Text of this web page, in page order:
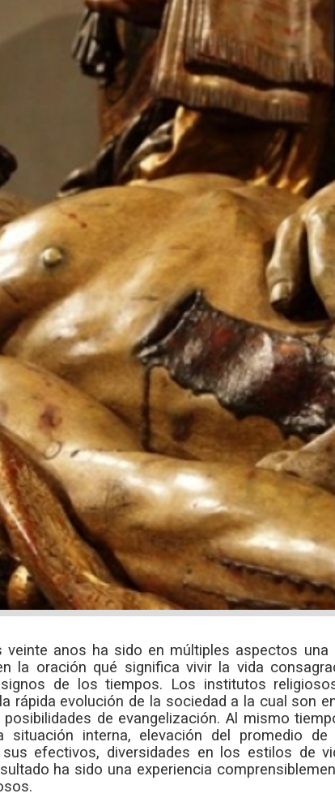
anos ha sido en múltiples aspectos una
la oración qué significa vivir la vida
de los tiempos. Los institutos
rápida evolución de la sociedad a la cual son
de evangelización. Al mismo
interna, elevación del promedio
efectivos, diversidades en los estilos de
ha sido una experiencia